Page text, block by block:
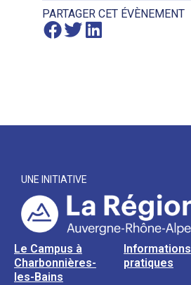
PARTAGER CET ÉVÈNEMENT
UNE INITIATIVE
Le Campus à
Charbonnières-
les-Bains
Informations
pratiques